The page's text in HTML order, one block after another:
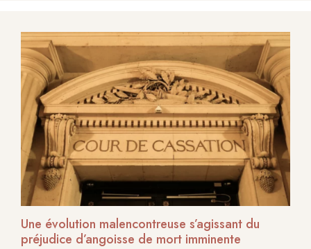
Une évolution malencontreuse s’agissant du
préjudice d’angoisse de mort imminente